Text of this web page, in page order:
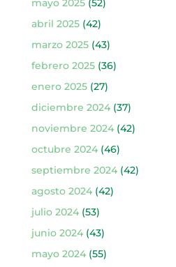
mayo 2025(52)
abril 2025(42)
marzo 2025(43)
febrero 2025(36)
enero 2025(27)
diciembre 2024(37)
noviembre 2024(42)
octubre 2024(46)
septiembre 2024(42)
agosto 2024(42)
julio 2024(53)
junio 2024(43)
mayo 2024(55)